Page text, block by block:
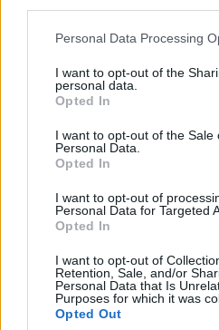
Personal Data Processing
I want to opt-out of the
personal data.
Opted In
I want to opt-out of the Sale
Personal Data.
Opted In
I want to opt-out of
Personal Data for Targeted
Opted In
I want to opt-out of
Retention, Sale, and/or
Personal Data that Is
Purposes for which it was
Opted Out
σύμβασης για τα ραντάρ
7 Αυγούστου, 2026
TRENDING
ΡΕΘΥΜΝΟ #ΕΜΠΡΗΣΜΟΙ #
ΑΕΡΟΔΡΟΜΙΟ ΚΑΣΤΕΛΛΙΟΥ
ΣΧΕΤΙΚΆ ΆΡΘΡΑ